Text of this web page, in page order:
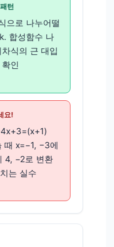
턴
으로 나누어떨
합성함수 나
식의 근 대입
인
요!
때 x=−1, −3에
4, −2로 변환
는 실수